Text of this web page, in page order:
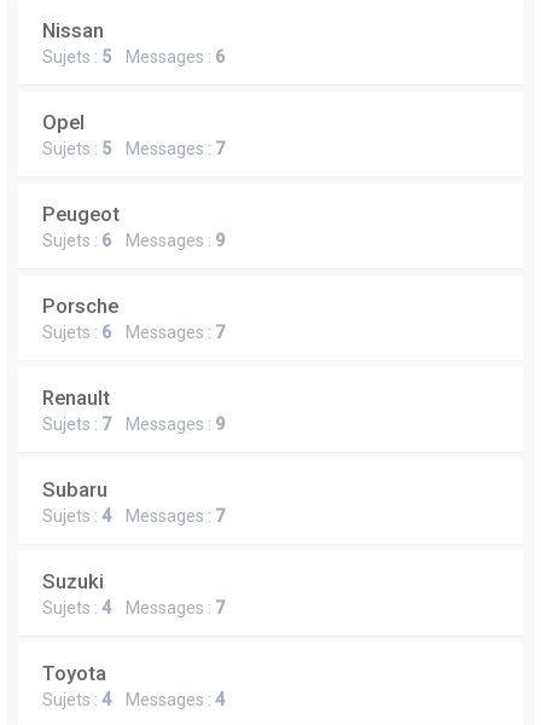
Nissan
Sujets : 5 Messages : 6
Opel
Sujets : 5 Messages : 7
Peugeot
Sujets : 6 Messages : 9
Porsche
Sujets : 6 Messages : 7
Renault
Sujets : 7Messages : 9
Subaru
Sujets : 4Messages : 7
Suzuki
Sujets : 4Messages : 7
Toyota
Sujets : 4Messages : 4